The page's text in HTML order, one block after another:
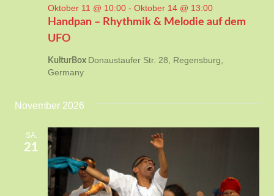
Handpan – Rhythmik & Melodie auf dem
UFO
Oktober 11 @ 10:00 - Oktober 14 @ 13:00
KulturBox Donaustaufer Str. 28, Regensburg,
Germany
November 2026
SA.
21